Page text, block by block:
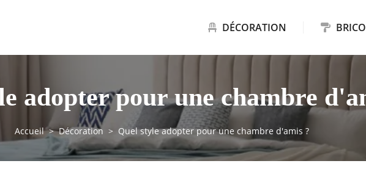
DÉCORATION
adopter pour une chambre
Accueil Décoration Quel style adopter pour une chambre d'amis ?